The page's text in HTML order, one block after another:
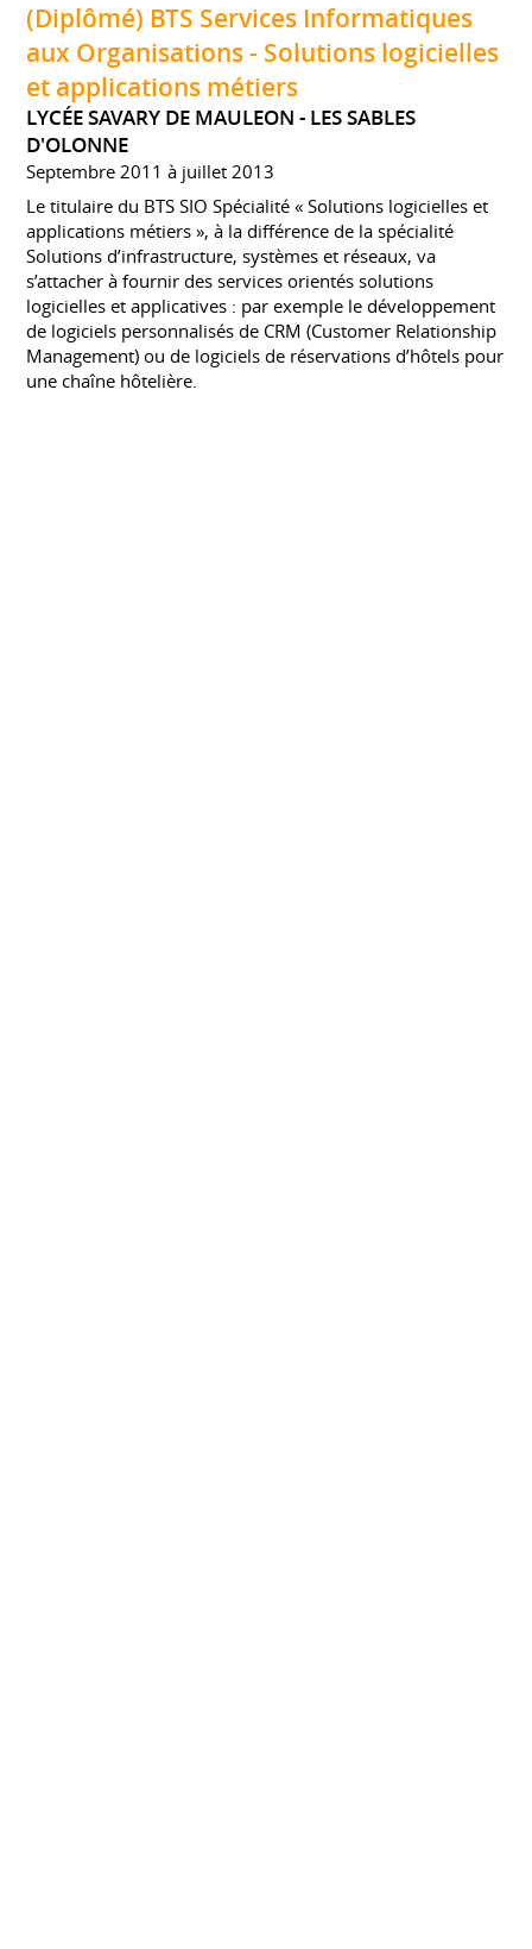
(Diplômé) BTS Services Informatiques
aux Organisations - Solutions logicielles
et applications métiers
LYCÉE SAVARY DE MAULEON - LES SABLES
D'OLONNE
Septembre 2011 à juillet 2013
Le titulaire du BTS SIO Spécialité « Solutions logicielles et
applications métiers », à la différence de la spécialité
Solutions d’infrastructure, systèmes et réseaux, va
s’attacher à fournir des services orientés solutions
logicielles et applicatives : par exemple le développement
de logiciels personnalisés de CRM (Customer Relationship
Management) ou de logiciels de réservations d’hôtels pour
une chaîne hôtelière.